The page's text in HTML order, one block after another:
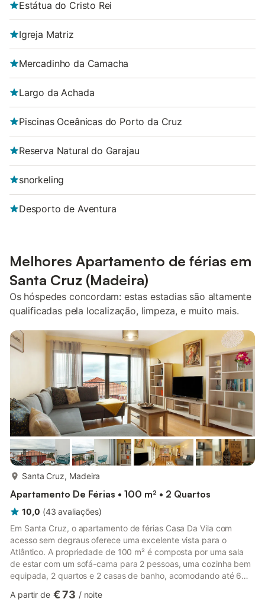
Estátua do Cristo Rei
Igreja Matriz
Mercadinho da Camacha
Largo da Achada
Piscinas Oceânicas do Porto da Cruz
Reserva Natural do Garajau
snorkeling
Desporto de Aventura
Melhores Apartamento de férias em
Santa Cruz (Madeira)
Os hóspedes concordam: estas estadias são altamente
qualificadas pela localização, limpeza, e muito mais.
Santa Cruz, Madeira
Apartamento De Férias • 100 m² • 2 Quartos
10,0 (43 avaliações)
Em Santa Cruz, o apartamento de férias Casa Da Vila com
acesso sem degraus oferece uma excelente vista para o
Atlântico. A propriedade de 100 m² é composta por uma sala
de estar com um sofá-cama para 2 pessoas, uma cozinha bem
equipada, 2 quartos e 2 casas de banho, acomodando até 6
ventoinhas nos quartos, máquina de lavar roupa e máquina de
A partir de € 73 / noite